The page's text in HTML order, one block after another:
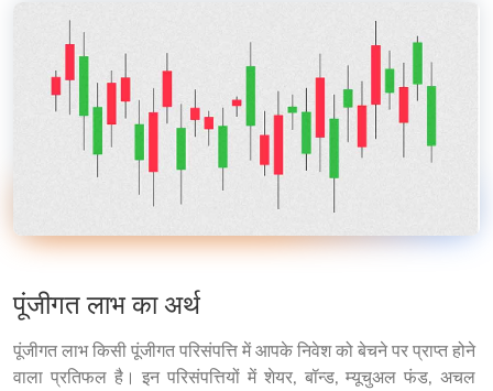
पूंजीगत लाभ का अर्थ
पूंजीगत लाभ किसी पूंजीगत परिसंपत्ति में आपके निवेश को बेचने पर प्राप्त होने
वाला प्रतिफल है। इन परिसंपत्तियों में शेयर, बॉन्ड, म्यूचुअल फंड, अचल